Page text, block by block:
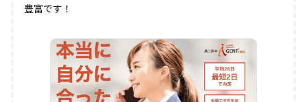
豊富です！